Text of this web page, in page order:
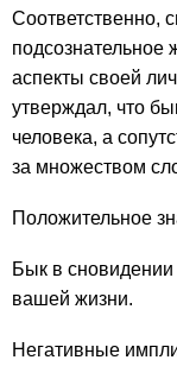
Соответственно,
подсознательное
аспекты своей
утверждал, что
человека, а
за множеством
Положительное
Бык в
вашей жизни.
Негативные